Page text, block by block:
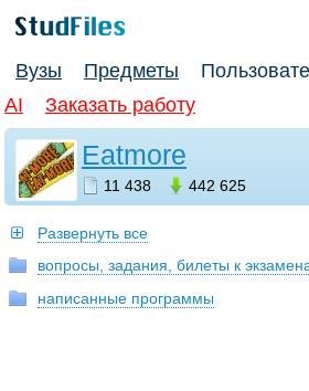
Вузы Предметы
AI
Заказать работу
Eatmore
11 438 442 625
Развернуть все
вопросы, задания, билеты к
написанные программы